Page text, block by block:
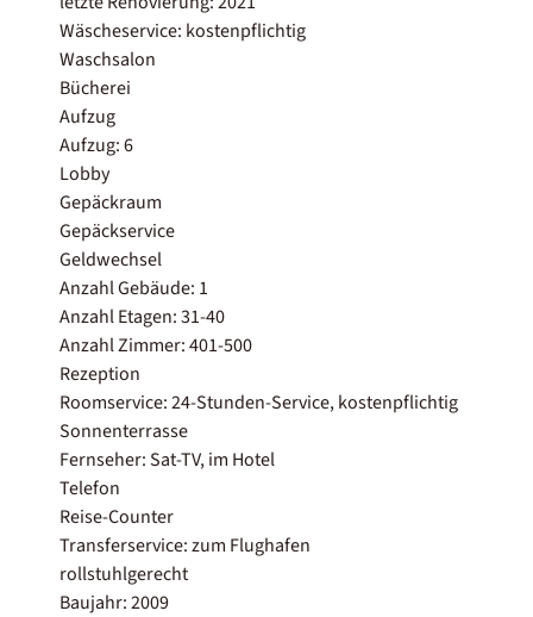
Wäscheservice: kostenpflichtig
Waschsalon
Bücherei
Aufzug
Aufzug: 6
Lobby
Gepäckraum
Gepäckservice
Geldwechsel
Anzahl Gebäude: 1
Anzahl Etagen: 31-40
Anzahl Zimmer: 401-500
Rezeption
Roomservice: 24-Stunden-Service, kostenpflichtig
Sonnenterrasse
Fernseher: Sat-TV, im Hotel
Telefon
Reise-Counter
Transferservice: zum Flughafen
rollstuhlgerecht
Baujahr: 2009